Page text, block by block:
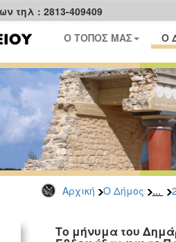
τηλ : 2813-409409
Ο ΤΟΠΟΣ ΜΑΣ Ο
Αρχική Ο Δήμος ...
Το μήνυμα του